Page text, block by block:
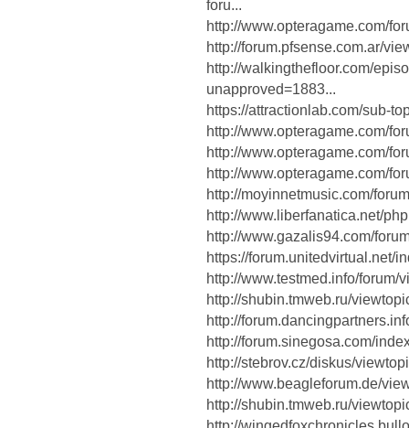
foru...
http://www.opteragame.com/
http://forum.pfsense.com.ar/
http://walkingthefloor.com/
unapproved=1883...
https://attractionlab.com/sub-
http://www.opteragame.com/
http://www.opteragame.com/
http://www.opteragame.com/
http://moyinnetmusic.com/
http://www.liberfanatica.net/
http://www.gazalis94.com/
https://forum.unitedvirtual.net/
http://www.testmed.info/
http://shubin.tmweb.ru/
http://
http://forum.sinegosa.com/
http://stebrov.cz/diskus/
http://www.beagleforum.de/
http://shubin.tmweb.ru/